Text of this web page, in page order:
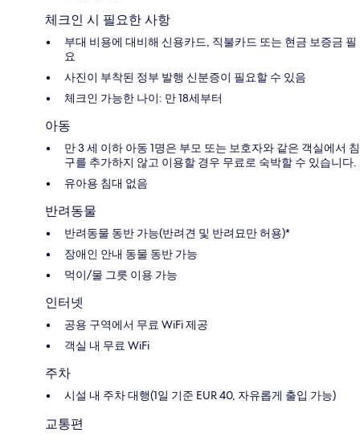
체크인 시 필요한 사항
부대 비용에 대비해 신용카드, 직불카드 또는 현금 보증금 필
요
사진이 부착된 정부 발행 신분증이 필요할 수 있음
체크인 가능한 나이: 만 18세부터
아동
만 3 세 이하 아동 1명은 부모 또는 보호자와 같은 객실에서 침
구를 추가하지 않고 이용할 경우 무료로 숙박할 수 있습니다.
유아용 침대 없음
반려동물
반려동물 동반 가능(반려견 및 반려묘만 허용)*
장애인 안내 동물 동반 가능
먹이/물 그릇 이용 가능
인터넷
공용 구역에서 무료 WiFi 제공
객실 내 무료 WiFi
주차
시설 내 주차 대행(1일 기준 EUR 40, 자유롭게 출입 가능)
교통편